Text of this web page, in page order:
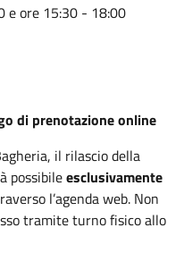
e ore 15:30 - 18:00
di prenotazione online
il rilascio della
possibileesclusivamente
l’agenda web. Non
tramite turno fisico allo